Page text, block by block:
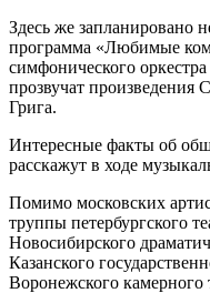
Здесь же запланировано
программа «Любимые
симфонического
прозвучат произведения
Грига.
Интересные факты об
расскажут в ходе
Помимо московских
труппы петербургского
Новосибирского
Казанского
Воронежского камерного